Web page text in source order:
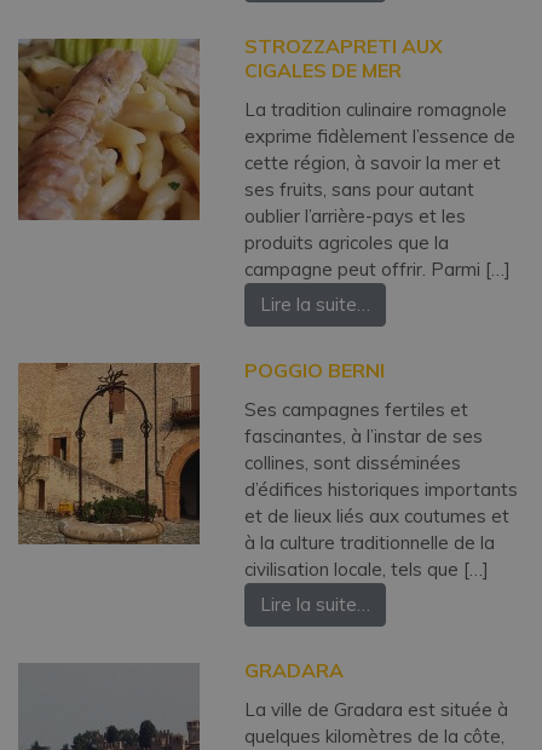
STROZZAPRETI AUX
CIGALES DE MER
La tradition culinaire romagnole
exprime fidèlement l’essence de
cette région, à savoir la mer et
ses fruits, sans pour autant
oublier l’arrière-pays et les
produits agricoles que la
campagne peut offrir. Parmi […]
Lire la suite…
POGGIO BERNI
Ses campagnes fertiles et
fascinantes, à l’instar de ses
collines, sont disséminées
d’édifices historiques importants
et de lieux liés aux coutumes et
à la culture traditionnelle de la
civilisation locale, tels que […]
Lire la suite…
GRADARA
La ville de Gradara est située à
quelques kilomètres de la côte,